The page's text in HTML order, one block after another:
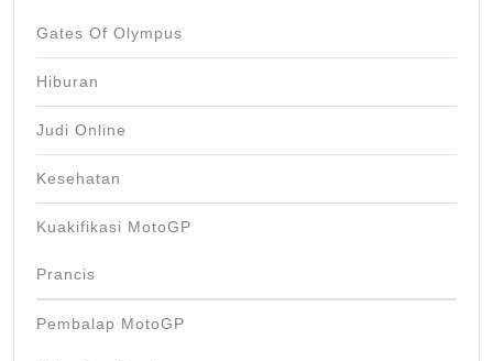
Gates Of Olympus
Hiburan
Judi Online
Kesehatan
Kuakifikasi MotoGP
Prancis
Pembalap MotoGP